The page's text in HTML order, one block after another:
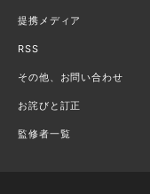
提携メディア
RSS
その他、お問い合わせ
お詫びと訂正
監修者一覧